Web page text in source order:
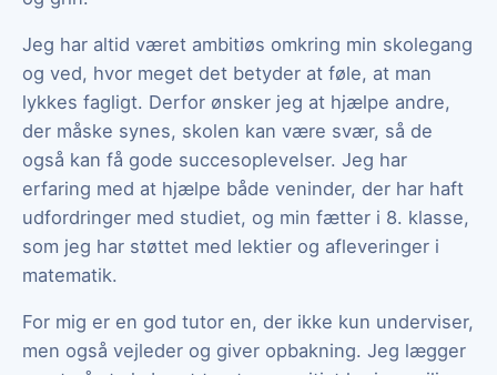
Jeg har altid været ambitiøs omkring min skolegang
og ved, hvor meget det betyder at føle, at man
lykkes fagligt. Derfor ønsker jeg at hjælpe andre,
der måske synes, skolen kan være svær, så de
også kan få gode succesoplevelser. Jeg har
erfaring med at hjælpe både veninder, der har haft
udfordringer med studiet, og min fætter i 8. klasse,
som jeg har støttet med lektier og afleveringer i
matematik.
For mig er en god tutor en, der ikke kun underviser,
men også vejleder og giver opbakning. Jeg lægger